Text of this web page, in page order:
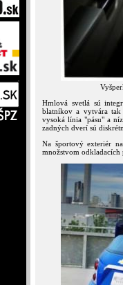
Hmlová svetlá sú
blatníkov a vytvára tak
vysoká línia "pásu" a
zadných dverí sú
Na športový exteriér
množstvom odkladacích